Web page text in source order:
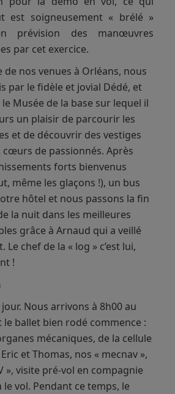
est soigneusement « brélé »
prévision des manœuvres
par cet exercice.
nos venues à Orléans, nous
par le fidèle et jovial Dédé, et
Musée de la base sur lequel il
un plaisir de parcourir les
et de découvrir des vestiges
de passionnés. Après
forts bienvenus
même les glaçons !), un bus
hôtel et nous passons la fin
la nuit dans les meilleures
grâce à Arnaud qui a veillé
chef de la « log » c’est lui,
!
jour. Nous arrivons à 8h00 au
le ballet bien rodé commence :
mécaniques, de la cellule
et Thomas, nos « mecnav »,
», visite pré-vol en compagnie
vol. Pendant ce temps, le